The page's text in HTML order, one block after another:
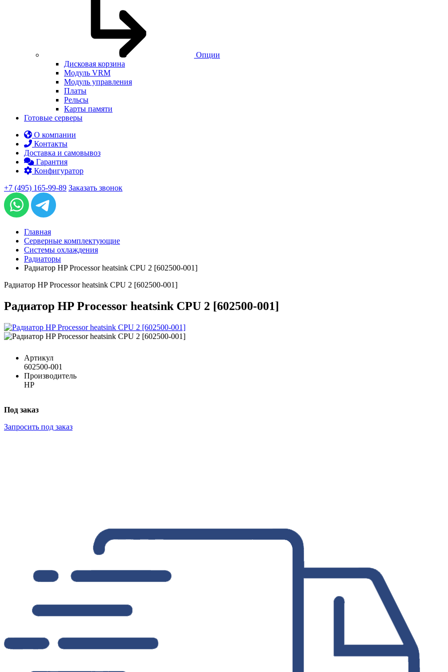
Опции
Дисковая корзина
Модуль VRM
Модуль управления
Платы
Рельсы
Карты памяти
Готовые серверы
О компании
Контакты
Доставка и самовывоз
Гарантия
Конфигуратор
+7 (495) 165-99-89 Заказать звонок
Главная
Серверные комплектующие
Системы охлаждения
Радиаторы
Радиатор HP Processor heatsink CPU 2 [602500-001]
Радиатор HP Processor heatsink CPU 2 [602500-001]
Радиатор HP Processor heatsink CPU 2 [602500-001]
Артикул
602500-001
Производитель
HP
Под заказ
Запросить под заказ